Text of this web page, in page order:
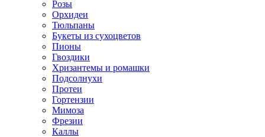
Розы
Орхидеи
Тюльпаны
Букеты из сухоцветов
Пионы
Гвоздики
Хризантемы и ромашки
Подсолнухи
Протеи
Гортензии
Мимоза
Фрезии
Каллы